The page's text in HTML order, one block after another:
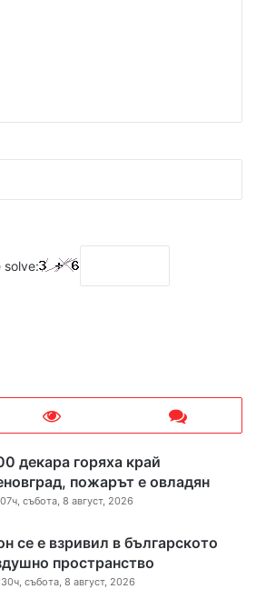
solve:
декара горяха край
пожарът е овладян
събота, 8 август, 2026
се е взривил в българското
пространство
събота, 8 август, 2026